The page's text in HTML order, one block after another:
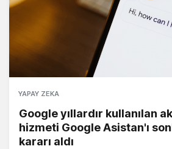
YAPAY ZEKA
Google yıllardır kullanılan
hizmeti Google Asistan'ı
kararı aldı